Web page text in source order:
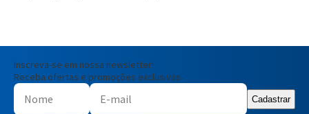
Inscreva-se em nossa newsletter!
Receba ofertas e promoções exclusivas
Cadastrar